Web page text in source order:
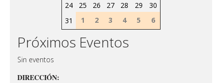
24
25 26 27 28 29
30
31
1 2 3 4 5 6
Próximos Eventos
Sin eventos
DIRECCIÓN: